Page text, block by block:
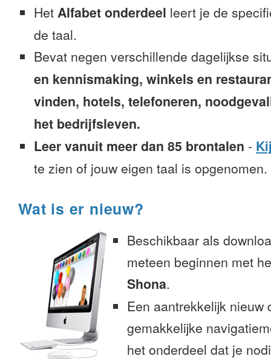
Het Alfabet onderdeel leert je de
de taal.
Bevat negen verschillende dagelijkse
en kennismaking, winkels en
vinden, hotels, telefoneren,
het bedrijfsleven.
Leer vanuit meer dan 85 brontalen -
te zien of jouw eigen taal is opgenomen.
Wat is er nieuw?
Beschikbaar als
meteen beginnen met
Shona.
Een aantrekkelijk nieuw
gemakkelijke
het onderdeel dat je